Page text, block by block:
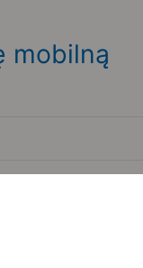
mobilną